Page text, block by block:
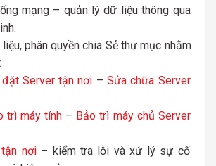
mạng – quản lý dữ liệu thông qua
phân quyền chia Sẻ thư mục nhằm
Server tận nơi –Sửa chữa Server
trì máy tính – Bảo trì máy chủ Server
nơi – kiểm tra lỗi và xử lý sự cố